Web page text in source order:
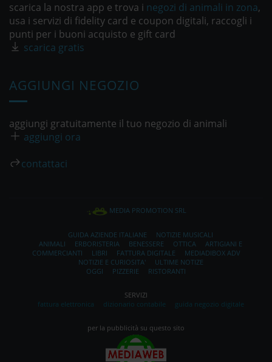
scarica la nostra app e trova i negozi di animali in zona,
usa i servizi di fidelity card e coupon digitali, raccogli i
punti per i buoni acquisto e gift card
scarica gratis
AGGIUNGI NEGOZIO
aggiungi gratuitamente il tuo negozio di animali
aggiungi ora
contattaci
MEDIA PROMOTION SRL
GUIDA AZIENDE ITALIANE
NOTIZIE MUSICALI
ANIMALI
ERBORISTERIA BENESSERE OTTICA
ARTIGIANI E
COMMERCIANTI
LIBRI FATTURA DIGITALE
MEDIADIBOX ADV
NOTIZIE E CURIOSITA'
ULTIME NOTIZE
OGGI
PIZZERIE RISTORANTI
SERVIZI
fattura elettronica
dizionario contabile guida negozio digitale
per la pubblicità su questo sito